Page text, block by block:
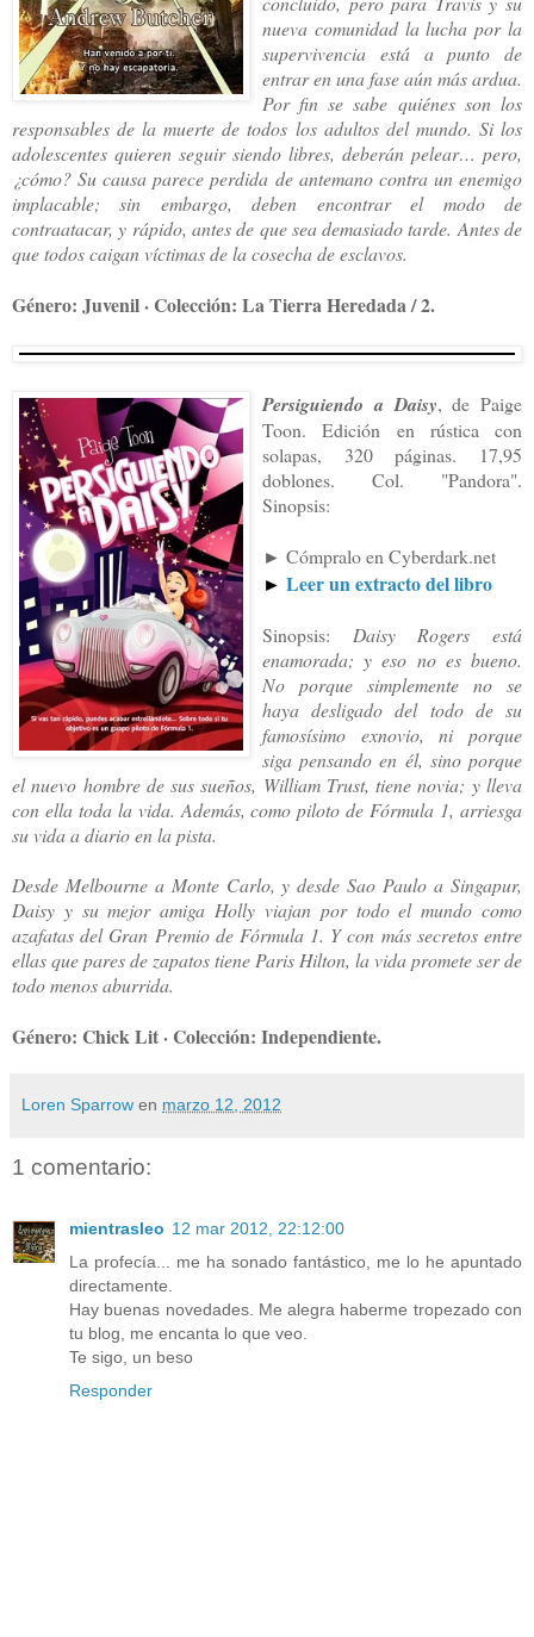
nueva comunidad la lucha por la
supervivencia está a punto de
entrar en una fase aún más ardua.
Por fin se sabe quiénes son los
responsables de la muerte de todos los adultos del mundo. Si los
adolescentes quieren seguir siendo libres, deberán pelear… pero,
¿cómo? Su causa parece perdida de antemano contra un enemigo
implacable; sin embargo, deben encontrar el modo de
contraatacar, y rápido, antes de que sea demasiado tarde. Antes de
que todos caigan víctimas de la cosecha de esclavos.
Género: Juvenil · Colección: La Tierra Heredada / 2.
Persiguiendo a Daisy, de Paige
Toon. Edición en rústica con
solapas, 320 páginas. 17,95
doblones. Col. "Pandora".
Sinopsis:
► Cómpralo en Cyberdark.net
► Leer un extracto del libro
Sinopsis: Daisy Rogers está
enamorada; y eso no es bueno.
No porque simplemente no se
haya desligado del todo de su
famosísimo exnovio, ni porque
siga pensando en él, sino porque
el nuevo hombre de sus sueños, William Trust, tiene novia; y lleva
con ella toda la vida. Además, como piloto de Fórmula 1, arriesga
su vida a diario en la pista.
Desde Melbourne a Monte Carlo, y desde Sao Paulo a Singapur,
Daisy y su mejor amiga Holly viajan por todo el mundo como
azafatas del Gran Premio de Fórmula 1. Y con más secretos entre
ellas que pares de zapatos tiene Paris Hilton, la vida promete ser de
todo menos aburrida.
Género: Chick Lit · Colección: Independiente.
Loren Sparrow en marzo 12, 2012
1 comentario:
mientrasleo 12 mar 2012, 22:12:00
La profecía... me ha sonado fantástico, me lo he apuntado
directamente.
Hay buenas novedades. Me alegra haberme tropezado con
tu blog, me encanta lo que veo.
Te sigo, un beso
Responder